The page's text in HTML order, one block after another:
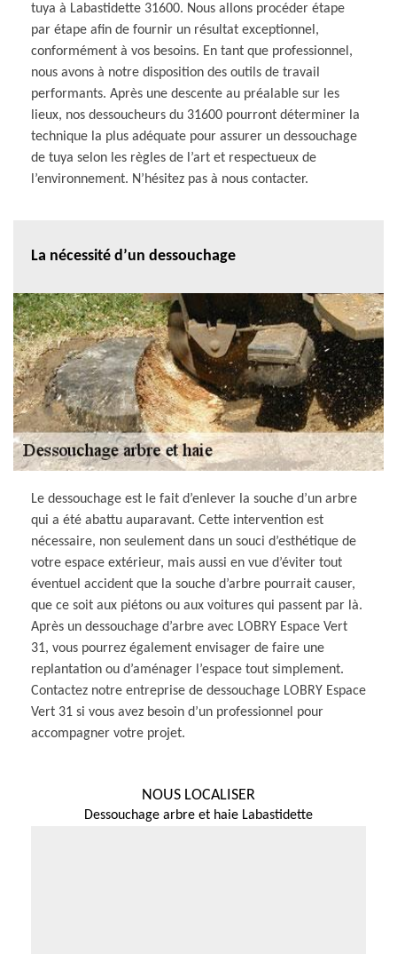
tuya à Labastidette 31600. Nous allons procéder étape
par étape afin de fournir un résultat exceptionnel,
conformément à vos besoins. En tant que professionnel,
nous avons à notre disposition des outils de travail
performants. Après une descente au préalable sur les
lieux, nos dessoucheurs du 31600 pourront déterminer la
technique la plus adéquate pour assurer un dessouchage
de tuya selon les règles de l’art et respectueux de
l’environnement. N’hésitez pas à nous contacter.
La nécessité d’un dessouchage
Le dessouchage est le fait d’enlever la souche d’un arbre
qui a été abattu auparavant. Cette intervention est
nécessaire, non seulement dans un souci d’esthétique de
votre espace extérieur, mais aussi en vue d’éviter tout
éventuel accident que la souche d’arbre pourrait causer,
que ce soit aux piétons ou aux voitures qui passent par là.
Après un dessouchage d’arbre avec LOBRY Espace Vert
31, vous pourrez également envisager de faire une
replantation ou d’aménager l’espace tout simplement.
Contactez notre entreprise de dessouchage LOBRY Espace
Vert 31 si vous avez besoin d’un professionnel pour
accompagner votre projet.
NOUS LOCALISER
Dessouchage arbre et haie Labastidette